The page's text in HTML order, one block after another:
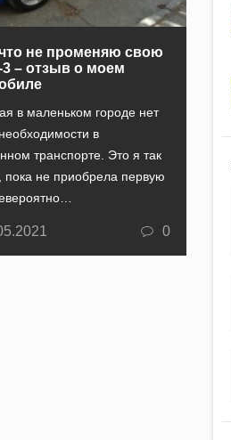
не променяю свою
3 – отзыв о моем
в маленьком городе нет
в
транспорте. Это я так
пока не приобрела первую
0